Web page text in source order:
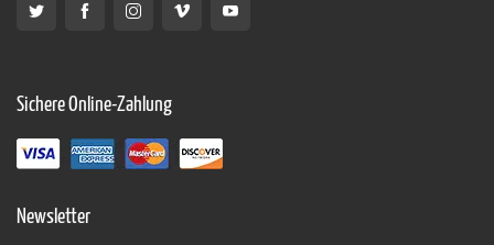
Sichere Online-Zahlung
Newsletter